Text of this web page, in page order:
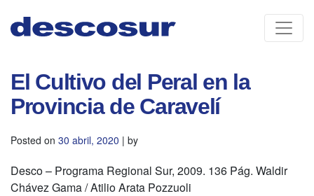
content
El Cultivo del Peral en la
Provincia de Caravelí
Posted on 30 abril, 2020 | by
Desco – Programa Regional Sur, 2009. 136 Pág. Waldir
Chávez Gama / Atilio Arata Pozzuoli